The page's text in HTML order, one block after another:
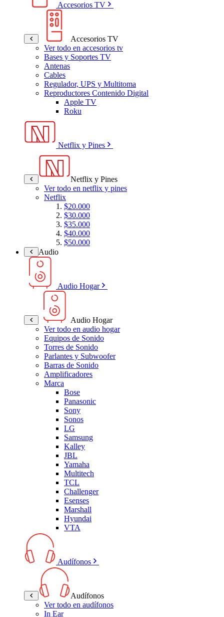
Accesorios TV
Accesorios TV
Ver todo en accesorios tv
Bases y Soportes TV
Antenas
Cables
Regulador, UPS y Multitoma
Reproductores Contenido Digital
Apple TV
Roku
Netflix y Pines
Netflix y Pines
Ver todo en netflix y pines
Netflix
$20.000
$30.000
$35.000
$40.000
$50.000
Audio
Audio Hogar
Audio Hogar
Ver todo en audio hogar
Equipos de Sonido
Torres de Sonido
Parlantes y Subwoofer
Barras de Sonido
Amplificadores
Marca
Bose
Panasonic
Sony
Sonos
LG
Samsung
Kalley
JBL
Yamaha
Multitech
TCL
Challenger
Esenses
Marshall
Hyundai
VTA
Audífonos
Audífonos
Ver todo en audífonos
In Ear